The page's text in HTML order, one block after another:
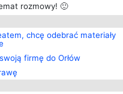
rozmowy! 🙂
chcę odebrać materiały
firmę do Orłów
sp. z o.
Plebiscyt
Laureaci
wszystkich
Laureatów
Regulamin